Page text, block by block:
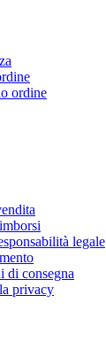
ordine
legale
di consegna
privacy